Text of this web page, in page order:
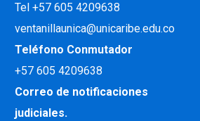
Tel +57 605 4209638
ventanillaunica@unicaribe.edu.co
Teléfono Conmutador
+57605 4209638
Correo de notificaciones
judiciales.